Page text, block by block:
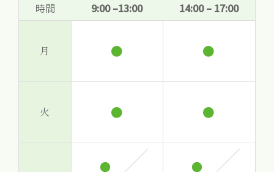
時間
9:00 –13:00
14:00 – 17:00
月 ● ●
火 ● ●